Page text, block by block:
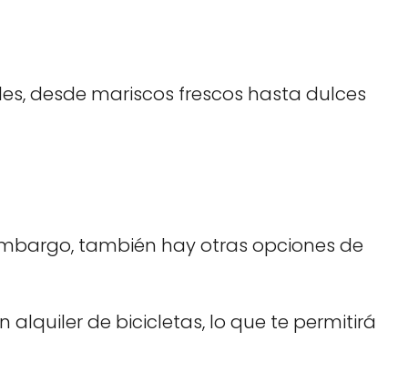
desde mariscos frescos hasta dulces
también hay otras opciones de
alquiler de bicicletas, lo que te permitirá